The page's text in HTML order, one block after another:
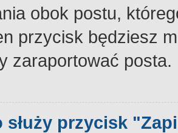
obok postu,
przycisk będziesz
zaraportować posta.
służy przycisk